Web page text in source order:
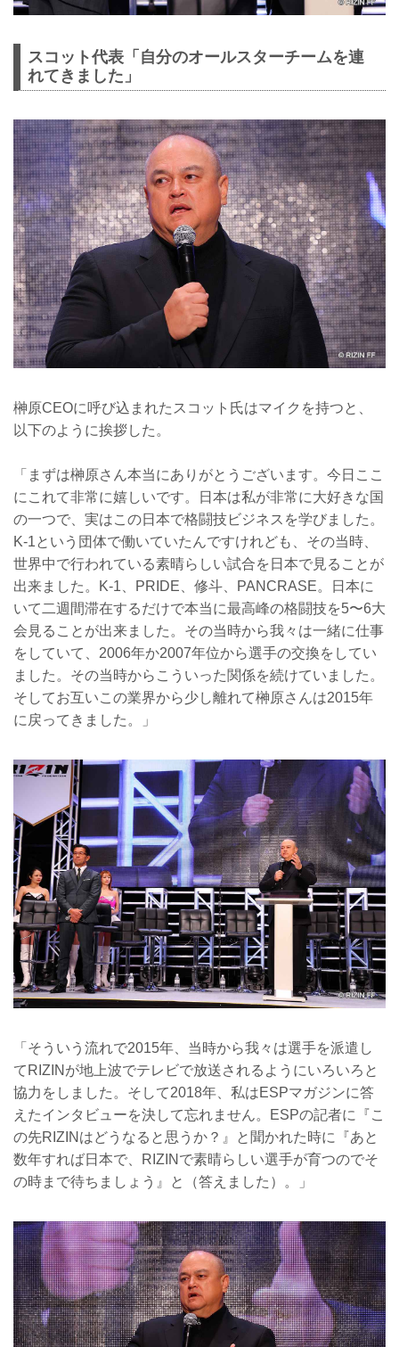
スコット代表「自分のオールスターチームを連
れてきました」
榊原CEOに呼び込まれたスコット氏はマイクを持つと、
以下のように挨拶した。
「まずは榊原さん本当にありがとうございます。今日ここ
にこれて非常に嬉しいです。日本は私が非常に大好きな国
の一つで、実はこの日本で格闘技ビジネスを学びました。
K-1という団体で働いていたんですけれども、その当時、
世界中で行われている素晴らしい試合を日本で見ることが
出来ました。K-1、PRIDE、修斗、PANCRASE。日本に
いて二週間滞在するだけで本当に最高峰の格闘技を5〜6大
会見ることが出来ました。その当時から我々は一緒に仕事
をしていて、2006年か2007年位から選手の交換をしてい
ました。その当時からこういった関係を続けていました。
そしてお互いこの業界から少し離れて榊原さんは2015年
に戻ってきました。」
「そういう流れで2015年、当時から我々は選手を派遣し
てRIZINが地上波でテレビで放送されるようにいろいろと
協力をしました。そして2018年、私はESPマガジンに答
えたインタビューを決して忘れません。ESPの記者に『こ
の先RIZINはどうなると思うか？』と聞かれた時に『あと
数年すれば日本で、RIZINで素晴らしい選手が育つのでそ
の時まで待ちましょう』と（答えました）。」